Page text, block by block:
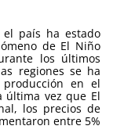
país ha estado
de El Niño
los últimos
regiones se ha
en el
última vez que El
los precios de
entre 5%